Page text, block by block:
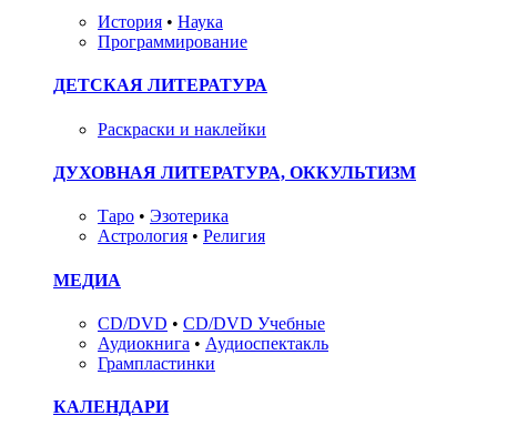
История • Наука
Программирование
ДЕТСКАЯ ЛИТЕРАТУРА
Раскраски и наклейки
ДУХОВНАЯ ЛИТЕРАТУРА, ОККУЛЬТИЗМ
Таро • Эзотерика
Астрология • Религия
МЕДИА
CD/DVD • CD/DVD Учебные
Аудиокнига • Аудиоспектакль
Грампластинки
КАЛЕНДАРИ